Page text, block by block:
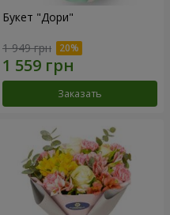
Букет "Дори"
1 949 грн
Заказать